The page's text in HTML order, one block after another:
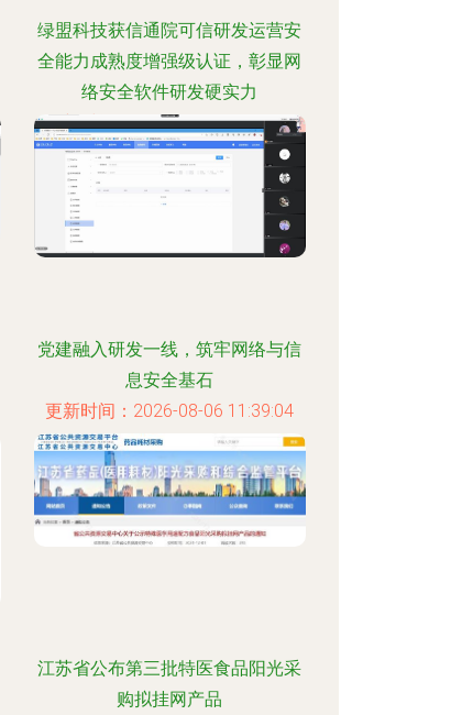
绿盟科技获信通院可信研发运营安
全能力成熟度增强级认证，彰显网
络安全软件研发硬实力
更新时间：2026-08-06 18:26:16
党建融入研发一线，筑牢网络与信
息安全基石
更新时间：2026-08-06 11:39:04
江苏省公布第三批特医食品阳光采
购拟挂网产品